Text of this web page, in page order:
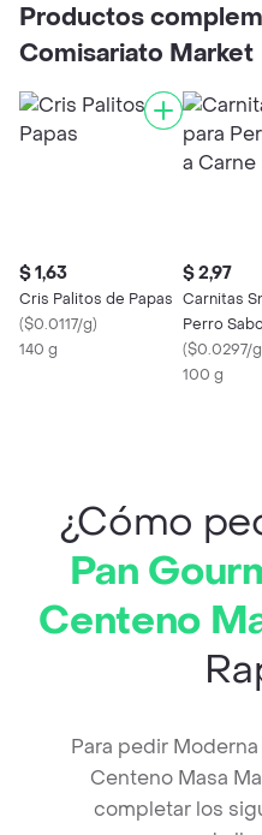
Productos
Comisariato Market
$ 1,63
Cris Palitos de Papas
($0.0117/g)
140 g
$ 2,97
Carnitas
Perro
($0.0297/g
100 g
¿Cómo
Pan
Centeno
Para pedir
Centeno Masa
completar los